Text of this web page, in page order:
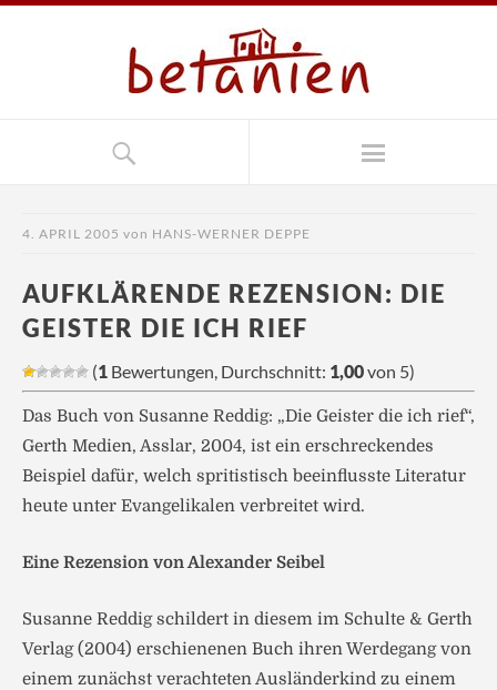
4. APRIL 2005 von HANS-WERNER DEPPE
AUFKLÄRENDE REZENSION: DIE
GEISTER DIE ICH RIEF
(1 Bewertungen, Durchschnitt: 1,00von 5)
Das Buch von Susanne Reddig: „Die Geister die ich rief“,
Gerth Medien, Asslar, 2004, ist ein erschreckendes
Beispiel dafür, welch spritistisch beeinflusste Literatur
heute unter Evangelikalen verbreitet wird.
Eine Rezension von Alexander Seibel
Susanne Reddig schildert in diesem im Schulte & Gerth
Verlag (2004) erschienenen Buch ihren Werdegang von
einem zunächst verachteten Ausländerkind zu einem